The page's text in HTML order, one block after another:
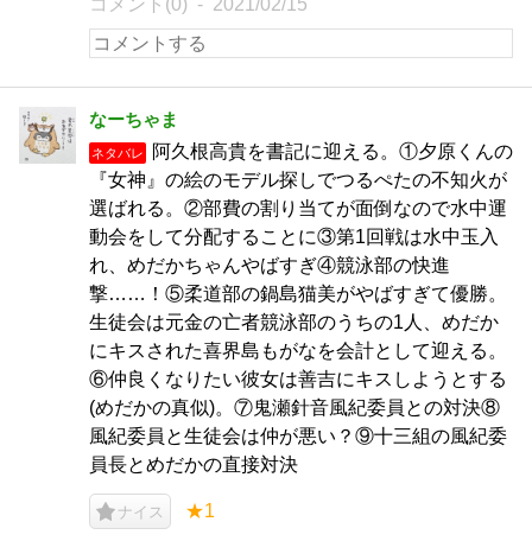
コメント(0) 2021/02/15
なーちゃま
ネタバレ
阿久根高貴を書記に迎える。①夕原くんの
『女神』の絵のモデル探しでつるぺたの不知火が
選ばれる。②部費の割り当てが面倒なので水中運
動会をして分配することに③第1回戦は水中玉入
れ、めだかちゃんやばすぎ④競泳部の快進
撃……！⑤柔道部の鍋島猫美がやばすぎて優勝。
生徒会は元金の亡者競泳部のうちの1人、めだか
にキスされた喜界島もがなを会計として迎える。
⑥仲良くなりたい彼女は善吉にキスしようとする
(めだかの真似)。⑦鬼瀬針音風紀委員との対決⑧
風紀委員と生徒会は仲が悪い？⑨十三組の風紀委
員長とめだかの直接対決
ナイス ★1